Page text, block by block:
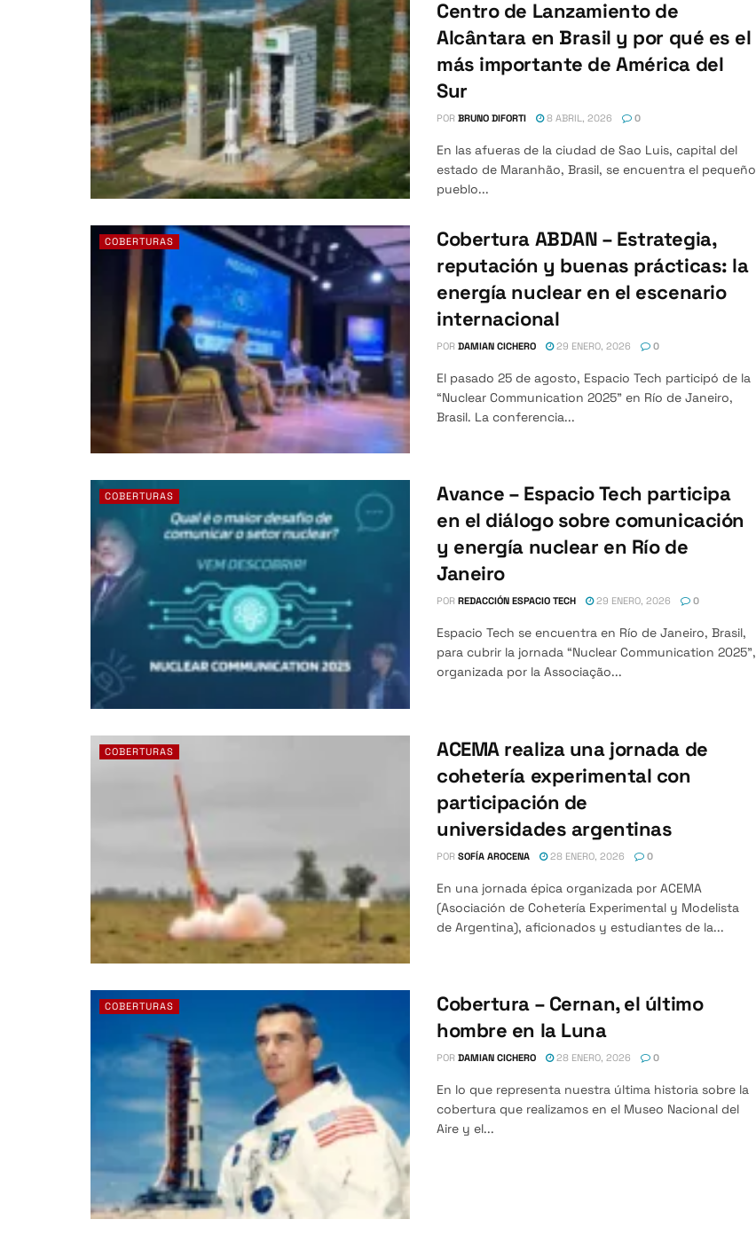
Centro de Lanzamiento de
Alcântara en Brasil y por qué es el
más importante de América del
Sur
POR BRUNO DIFORTI 8 ABRIL, 2026 0
En las afueras de la ciudad de Sao Luis, capital del
estado de Maranhão, Brasil, se encuentra el pequeño
pueblo...
COBERTURAS
Cobertura ABDAN – Estrategia,
reputación y buenas prácticas: la
energía nuclear en el escenario
internacional
POR DAMIAN CICHERO 29 ENERO, 2026 0
El pasado 25 de agosto, Espacio Tech participó de la
“Nuclear Communication 2025” en Río de Janeiro,
Brasil. La conferencia...
COBERTURAS
Avance – Espacio Tech participa
en el diálogo sobre comunicación
y energía nuclear en Río de
Janeiro
POR REDACCIÓN ESPACIO TECH 29 ENERO, 2026 0
Espacio Tech se encuentra en Río de Janeiro, Brasil,
para cubrir la jornada “Nuclear Communication 2025”,
organizada por la Associação...
COBERTURAS
ACEMA realiza una jornada de
cohetería experimental con
participación de
universidades argentinas
POR SOFÍA AROCENA 28 ENERO, 2026 0
En una jornada épica organizada por ACEMA
(Asociación de Cohetería Experimental y Modelista
de Argentina), aficionados y estudiantes de la...
COBERTURAS
Cobertura – Cernan, el último
hombre en la Luna
POR DAMIAN CICHERO 28 ENERO, 2026 0
En lo que representa nuestra última historia sobre la
cobertura que realizamos en el Museo Nacional del
Aire y el...